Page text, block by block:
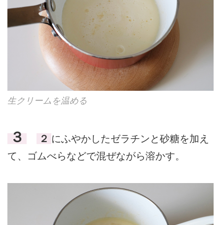
生クリームを温める
３ ２ にふやかしたゼラチンと砂糖を加え
て、ゴムべらなどで混ぜながら溶かす。